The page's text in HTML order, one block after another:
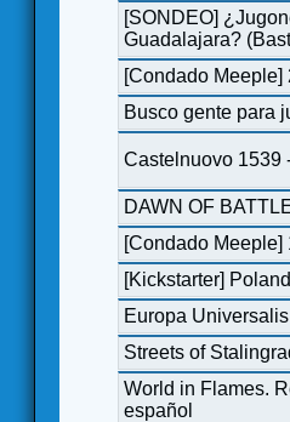
[SONDEO]
Guadalajara?
[Condado
Busco gente para
Castelnuovo 1539
DAWN OF
[Condado
[Kickstarter]
Europa
Streets of
World in Flames.
español